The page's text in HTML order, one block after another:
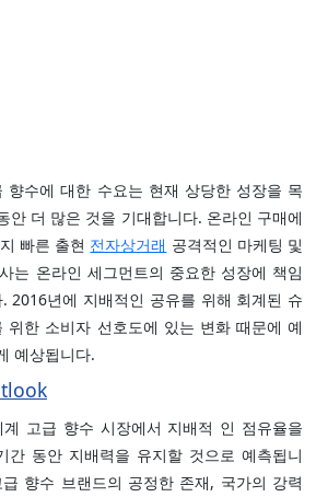
향수에 대한 수요는 현재 상당한 성장을 목
안 더 많은 것을 기대합니다. 온라인 구매에
빠른 출현 전자상거래 공격적인 마케팅 및
는 온라인 세그먼트의 중요한 성장에 책임
2016년에 지배적인 공유를 위해 회계된 슈
위한 소비자 선호도에 있는 변화 때문에 예
예상됩니다.
고급 향수 시장에서 지배적 인 점유율을
간 동안 지배력을 유지할 것으로 예측됩니
향수 브랜드의 공정한 존재, 국가의 강력